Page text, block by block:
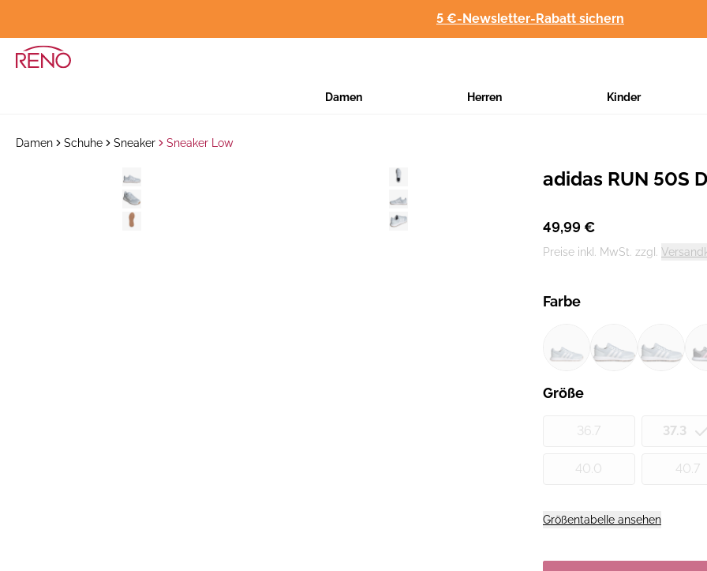
5 €-Newsletter-Rabatt sichern
Damen Herren Kinder
Damen Schuhe Sneaker Sneaker Low
Hersteller:
adidas RUN 50S
49,99 €
Preise inkl. MwSt. zzgl.
Farbe
Größe
36.7 37.3
40.0 40.7
Größentabelle ansehen